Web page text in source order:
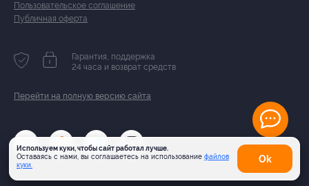
Используем куки, чтобы сайт работал лучше.
Оставаясь с нами, вы соглашаетесь на использование файлов
куки.
Оk
Пользовательское соглашение
Публичная оферта
Гарантия, поддержка
24 часа и возврат средств
Перейти на полную версию сайта